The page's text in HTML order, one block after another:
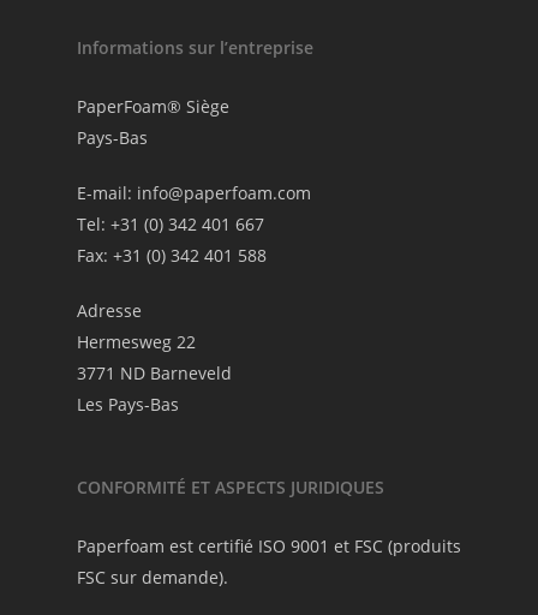
Informations sur l’entreprise
PaperFoam® Siège
Pays-Bas
E-mail: info@paperfoam.com
Tel: +31 (0) 342 401 667
Fax: +31 (0) 342 401 588
Adresse
Hermesweg 22
3771 ND Barneveld
Les Pays-Bas
CONFORMITÉ ET ASPECTS JURIDIQUES
Paperfoam est certifié ISO 9001 et FSC (produits
FSC sur demande).